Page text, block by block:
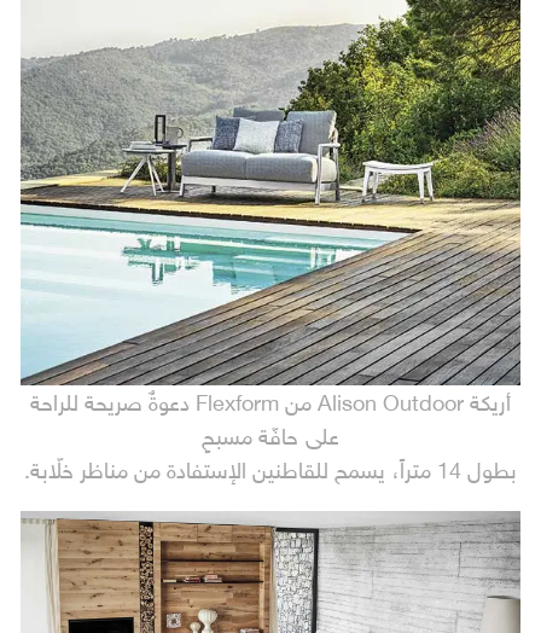
أريكة Alison Outdoor من Flexform دعوةٌ صريحة للراحة
على حافّة مسبحٍ
بطول 14 متراً، يسمح للقاطنين الإستفادة من مناظر خلّابة.